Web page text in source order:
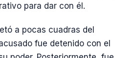
para dar con él.
a pocas cuadras del
fue detenido con el